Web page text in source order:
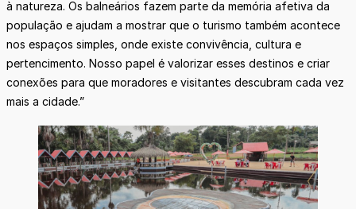
à natureza. Os balneários fazem parte da memória afetiva da
população e ajudam a mostrar que o turismo também acontece
nos espaços simples, onde existe convivência, cultura e
pertencimento. Nosso papel é valorizar esses destinos e criar
conexões para que moradores e visitantes descubram cada vez
mais a cidade.”